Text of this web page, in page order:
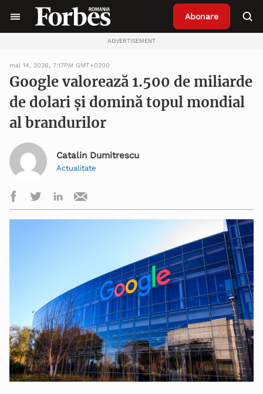
Abonare
ADVERTISEMENT
mai 14, 2026, 7:17PM GMT+0200
Google valorează 1.500 de miliarde
de dolari și domină topul mondial
al brandurilor
Catalin Dumitrescu
Actualitate